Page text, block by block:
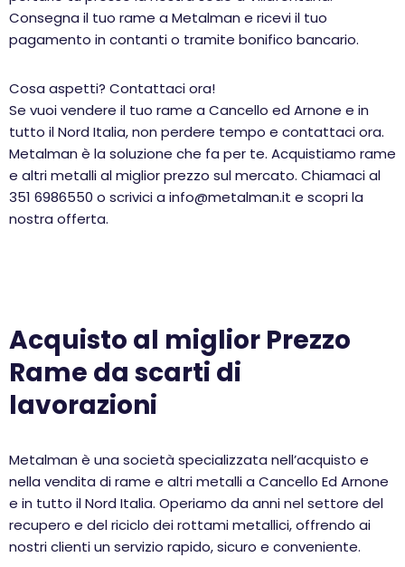
Consegna il tuo rame a Metalman e ricevi il tuo
pagamento in contanti o tramite bonifico bancario.
Cosa aspetti? Contattaci ora!
Se vuoi vendere il tuo rame a Cancello ed Arnone e in
tutto il Nord Italia, non perdere tempo e contattaci ora.
Metalman è la soluzione che fa per te. Acquistiamo rame
e altri metalli al miglior prezzo sul mercato. Chiamaci al
351 6986550 o scrivici a info@metalman.it e scopri la
nostra offerta.
Acquisto al miglior Prezzo
Rame da scarti di
lavorazioni
Metalman è una società specializzata nell’acquisto e
nella vendita di rame e altri metalli a Cancello Ed Arnone
e in tutto il Nord Italia. Operiamo da anni nel settore del
recupero e del riciclo dei rottami metallici, offrendo ai
nostri clienti un servizio rapido, sicuro e conveniente.